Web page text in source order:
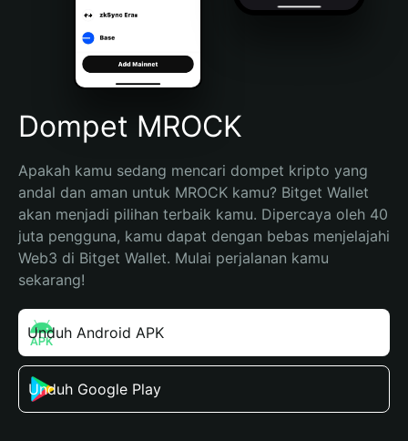
Português (Brasil)
Español (Argentina)
Dompet MROCK
Apakah kamu sedang mencari dompet kripto yang
andal dan aman untuk MROCK kamu? Bitget Wallet
akan menjadi pilihan terbaik kamu. Dipercaya oleh 40
juta pengguna, kamu dapat dengan bebas menjelajahi
Web3 di Bitget Wallet. Mulai perjalanan kamu
sekarang!
Unduh Android APK
Unduh Google Play